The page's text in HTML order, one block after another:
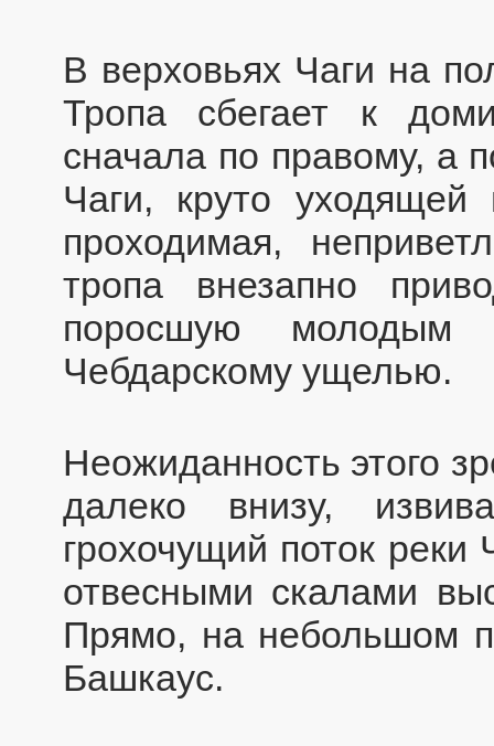
В верховьях Чаги на
Тропа сбегает к
сначала по правому, а
Чаги, круто
проходимая,
тропа внезапно
поросшую молодым
Чебдарскому ущелью.
Неожиданность этого
далеко внизу,
грохочущий поток
отвесными скалами
Прямо, на небольшом
Башкаус.